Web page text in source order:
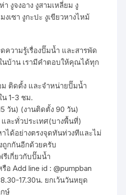
า งูจงอาง งูสามเหลี่ยม งู
เซา งูกะปะ งูเขียวหางไหม้
ความรู้เรื่องปั๊มน้ำ และสารพัด
บ้าน เรามีคำตอบให้คุณได้ทุก
ติดตั้ง และจำหน่ายปั๊มน้ำ
น 1-3 ชม.
วัน) (งานติดตั้ง 90 วัน)
ละทั่วประเทศ(บางพื้นที่)
ได้อย่างตรงจุดทันท่วงทีและไม่
ถูกกันอีกด้วยครับ
เกี่ยวกับปั๊มน้ำ
Add line id : @pumpban
17.30น. ยกเว้นวันหยุด
ษ์